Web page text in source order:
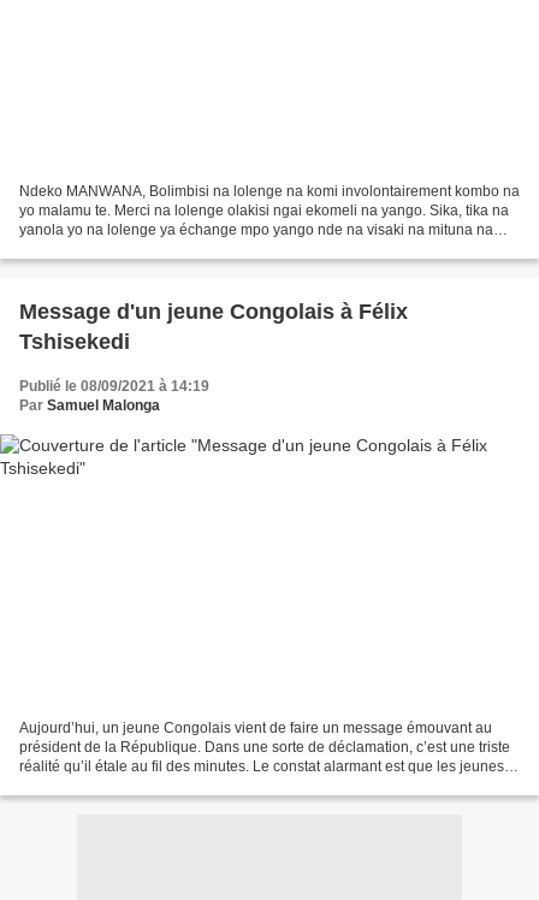
Ndeko MANWANA, Bolimbisi na lolenge na komi involontairement kombo na
yo malamu te. Merci na lolenge olakisi ngai ekomeli na yango. Sika, tika na
yanola yo na lolenge ya échange mpo yango nde na visaki na mituna na
Message d'un jeune Congolais à Félix
Tshisekedi
Publié le 08/09/2021 à 14:19
Par Samuel Malonga
Aujourd’hui, un jeune Congolais vient de faire un message émouvant au
président de la République. Dans une sorte de déclamation, c’est une triste
réalité qu’il étale au fil des minutes. Le constat alarmant est que les jeunes